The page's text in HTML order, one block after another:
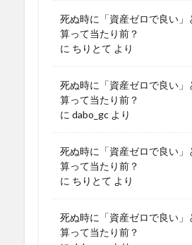
死ぬ時に「資産ゼロで良い」
算って当たり前？
に ちりとて より
死ぬ時に「資産ゼロで良い」
算って当たり前？
に dabo_gc より
死ぬ時に「資産ゼロで良い」
算って当たり前？
に ちりとて より
死ぬ時に「資産ゼロで良い」
算って当たり前？